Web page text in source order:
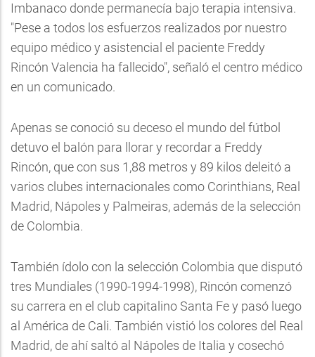
Imbanaco donde permanecía bajo terapia intensiva.
"Pese a todos los esfuerzos realizados por nuestro
equipo médico y asistencial el paciente Freddy
Rincón Valencia ha fallecido", señaló el centro médico
en un comunicado.
Apenas se conoció su deceso el mundo del fútbol
detuvo el balón para llorar y recordar a Freddy
Rincón, que con sus 1,88 metros y 89 kilos deleitó a
varios clubes internacionales como Corinthians, Real
Madrid, Nápoles y Palmeiras, además de la selección
de Colombia.
También ídolo con la selección Colombia que disputó
tres Mundiales (1990-1994-1998), Rincón comenzó
su carrera en el club capitalino Santa Fe y pasó luego
al América de Cali. También vistió los colores del Real
Madrid, de ahí saltó al Nápoles de Italia y cosechó